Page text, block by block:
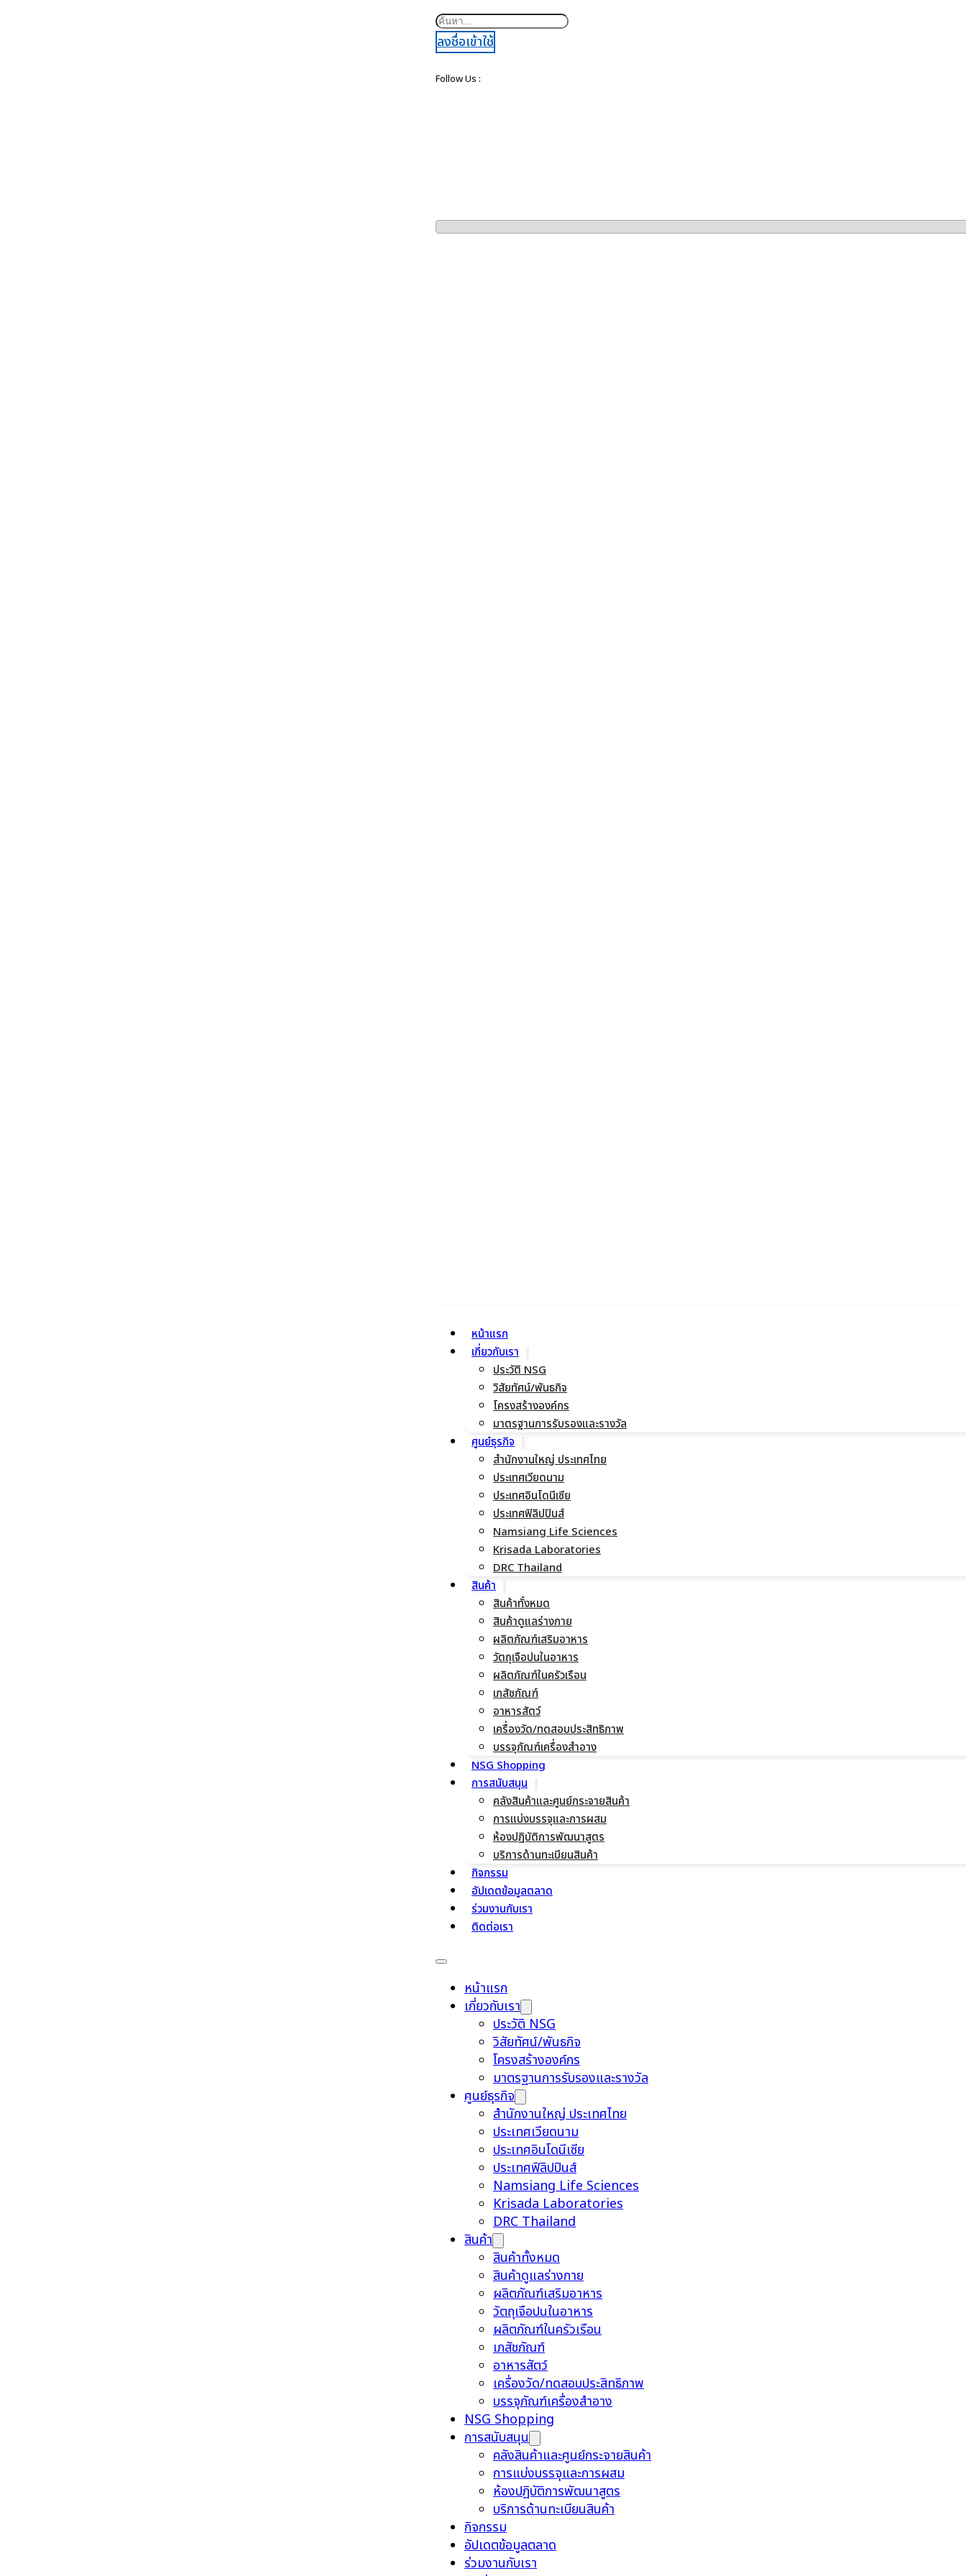
ค้นหา
ลงชื่อเข้าใช้
Follow Us :
หน้าแรก
เกี่ยวกับเรา
ประวัติ NSG
วิสัยทัศน์/พันธกิจ
โครงสร้างองค์กร
มาตรฐานการรับรองและรางวัล
ศูนย์ธุรกิจ
สำนักงานใหญ่ ประเทศไทย
ประเทศเวียดนาม
ประเทศอินโดนีเซีย
ประเทศฟิลิปปินส์
Namsiang Life Sciences
Krisada Laboratories
DRC Thailand
สินค้า
สินค้าทั้งหมด
สินค้าดูแลร่างกาย
ผลิตภัณฑ์เสริมอาหาร
วัตถุเจือปนในอาหาร
ผลิตภัณฑ์ในครัวเรือน
เภสัชภัณฑ์
อาหารสัตว์
เครื่องวัด/ทดสอบประสิทธิภาพ
บรรจุภัณฑ์เครื่องสำอาง
NSG Shopping
การสนับสนุน
คลังสินค้าและศูนย์กระจายสินค้า
การแบ่งบรรจุและการผสม
ห้องปฏิบัติการพัฒนาสูตร
บริการด้านทะเบียนสินค้า
กิจกรรม
อัปเดตข้อมูลตลาด
ร่วมงานกับเรา
ติดต่อเรา
หน้าแรก
เกี่ยวกับเรา
ประวัติ NSG
วิสัยทัศน์/พันธกิจ
โครงสร้างองค์กร
มาตรฐานการรับรองและรางวัล
ศูนย์ธุรกิจ
สำนักงานใหญ่ ประเทศไทย
ประเทศเวียดนาม
ประเทศอินโดนีเซีย
ประเทศฟิลิปปินส์
Namsiang Life Sciences
Krisada Laboratories
DRC Thailand
สินค้า
สินค้าทั้งหมด
สินค้าดูแลร่างกาย
ผลิตภัณฑ์เสริมอาหาร
วัตถุเจือปนในอาหาร
ผลิตภัณฑ์ในครัวเรือน
เภสัชภัณฑ์
อาหารสัตว์
เครื่องวัด/ทดสอบประสิทธิภาพ
บรรจุภัณฑ์เครื่องสำอาง
NSG Shopping
การสนับสนุน
คลังสินค้าและศูนย์กระจายสินค้า
การแบ่งบรรจุและการผสม
ห้องปฏิบัติการพัฒนาสูตร
บริการด้านทะเบียนสินค้า
กิจกรรม
อัปเดตข้อมูลตลาด
ร่วมงานกับเรา